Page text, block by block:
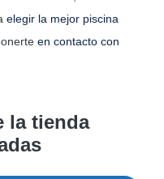
elegir la mejor piscina
en contacto con
la tienda